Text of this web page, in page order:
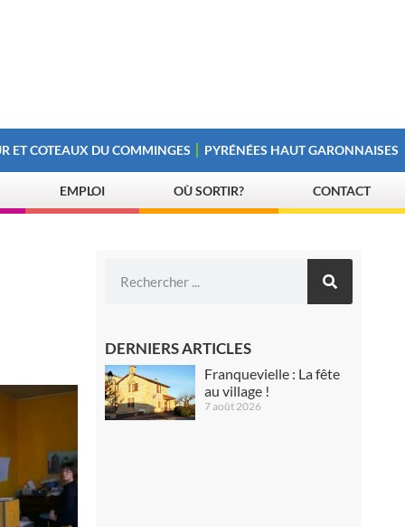
ET COTEAUX DU COMMINGES PYRÉNÉES HAUT GARONNAISES
EMPLOI OÙ SORTIR? CONTACT
DERNIERS ARTICLES
Franquevielle : La fête
au village !
7 août 2026